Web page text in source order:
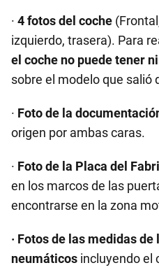
· 4 fotos del coche
izquierdo, trasera). Para
el coche no puede tener
sobre el modelo que salió
· Foto de la
origen por ambas caras.
· Foto de la Placa del
en los marcos de las
encontrarse en la zona
· Fotos de las medidas de
neumáticos incluyendo el